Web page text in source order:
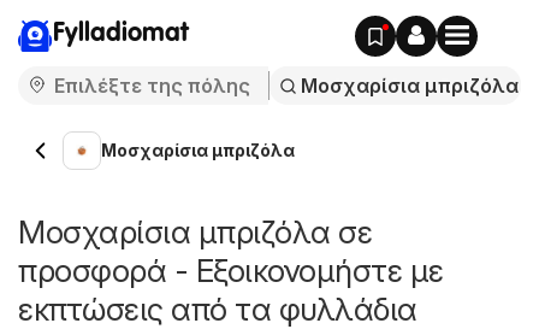
Fylladiomat
Μοσχαρίσια μπριζόλα
Μοσχαρίσια μπριζόλα σε
προσφορά - Εξοικονομήστε με
εκπτώσεις από τα φυλλάδια